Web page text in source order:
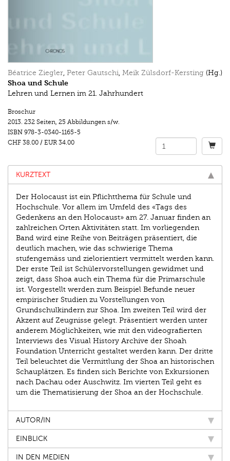
Béatrice Ziegler, Peter Gautschi, Meik Zülsdorf-Kersting (Hg.)
Shoa und Schule
Lehren und Lernen im 21. Jahrhundert
Broschur
2013. 232 Seiten, 25 Abbildungen s/w.
ISBN 978-3-0340-1165-5
CHF 38.00 / EUR 34.00
KURZTEXT
Der Holocaust ist ein Pflichtthema für Schule und
Hochschule. Vor allem im Umfeld des «Tags des
Gedenkens an den Holocaust» am 27. Januar finden an
zahlreichen Orten Aktivitäten statt. Im vorliegenden
Band wird eine Reihe von Beiträgen präsentiert, die
deutlich machen, wie das schwierige Thema
stufengemäss und zielorientiert vermittelt werden kann.
Der erste Teil ist Schülervorstellungen gewidmet und
zeigt, dass Shoa auch ein Thema für die Primarschule
ist. Vorgestellt werden zum Beispiel Befunde neuer
empirischer Studien zu Vorstellungen von
Grundschulkindern zur Shoa. Im zweiten Teil wird der
Akzent auf Zeugnisse gelegt. Präsentiert werden unter
anderem Möglichkeiten, wie mit den videografierten
Interviews des Visual History Archive der Shoah
Foundation ­Unterricht gestaltet werden kann. Der dritte
Teil beleuchtet die Vermittlung der Shoa an historischen
Schauplätzen. Es finden sich Berichte von Exkursionen
nach Dachau oder Auschwitz. Im vierten Teil geht es
um die Thema­tisierung der Shoa an der Hochschule.
AUTOR/IN
EINBLICK
IN DEN MEDIEN